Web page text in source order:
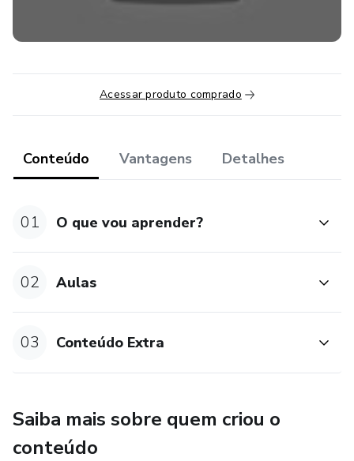
Acessar produto comprado
Conteúdo Vantagens Detalhes
01 O que vou aprender?
02 Aulas
03 Conteúdo Extra
Saiba mais sobre quem criou o
conteúdo